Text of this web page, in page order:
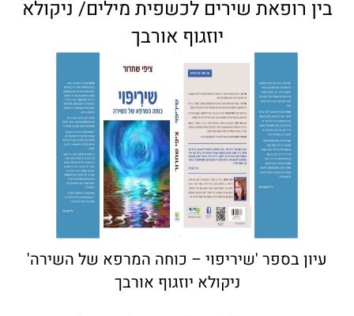
בין רופאת שירים לכשפית מילים/ ניקולא
יוזגוף אורבך
עיון בספר 'שיריפוי – כוחה המרפא של השירה'
ניקולא יוזגוף אורבך